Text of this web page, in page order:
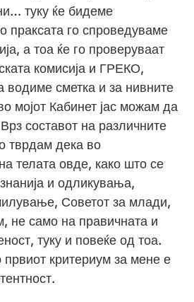
туку ќе бидеме
праксата го спроведуваме
а тоа ќе го проверуваат
комисија и ГРЕКО,
водиме сметка и за нивните
мојот Кабинет јас можам да
составот на различните
тврдам дека во
телата овде, како што се
и одликувања,
Советот за млади,
не само на правичната и
туку и повеќе од тоа.
критериум за мене е